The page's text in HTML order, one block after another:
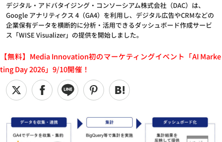
デジタル・アドバタイジング・コンソーシアム株式会社（DAC）は、
Google アナリティクス 4（GA4）を利用し、デジタル広告やCRMなどの
企業保有データを横断的に分析・活用できるダッシュボード作成サービ
ス「WISE Visualizer」の提供を開始しました。
【無料】Media Innovation初のマーケティングイベント「AI Marke
ting Day 2026」9/10開催！